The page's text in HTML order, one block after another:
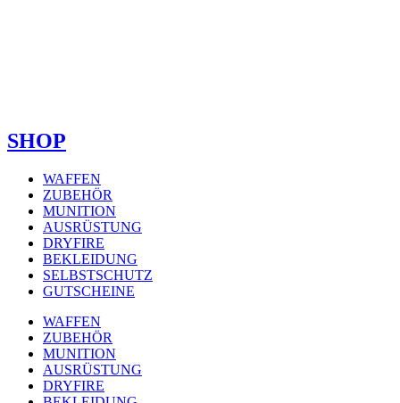
SHOP
WAFFEN
ZUBEHÖR
MUNITION
AUSRÜSTUNG
DRYFIRE
BEKLEIDUNG
SELBSTSCHUTZ
GUTSCHEINE
WAFFEN
ZUBEHÖR
MUNITION
AUSRÜSTUNG
DRYFIRE